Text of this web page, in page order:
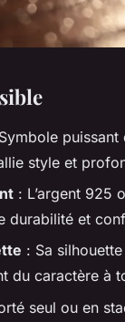
style et
: L’argent 925
durabilité et
: Sa
du caractère à
seul ou en